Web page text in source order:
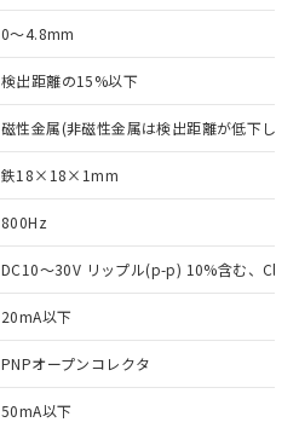
0～4.8mm
検出距離の15%以下
磁性金属(非磁性金属は検出距離が低下しま
鉄18×18×1mm
800Hz
DC10～30V リップル(p-p) 10%含む、
20mA以下
PNPオープンコレクタ
50mA以下